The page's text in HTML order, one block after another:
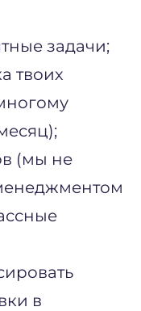
задачи;
твоих
(мы не
в